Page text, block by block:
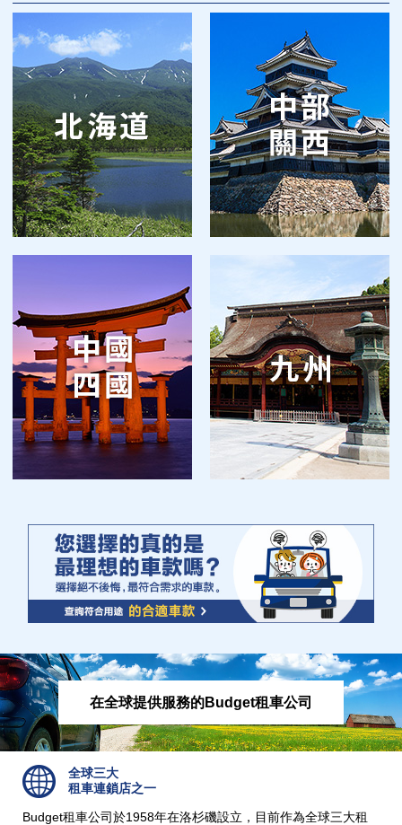
在全球提供服務的Budget租車公司
全球三大
租車連鎖店之一
Budget租車公司於1958年在洛杉磯設立，目前作為全球三大租